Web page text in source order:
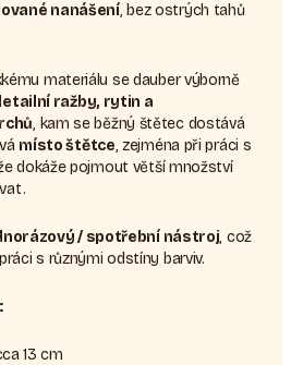
nanášení, bez ostrých tahů
materiálu se dauber výborně
ražby, rytin a
, kam se běžný štětec dostává
místo štětce, zejména při práci s
dokáže pojmout větší množství
/ spotřební nástroj, což
s různými odstíny barviv.
13 cm